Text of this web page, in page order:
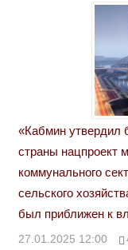
«Кабмин утвердил
страны нацпроект
коммунального
сельского
был приближен к
27.01.2025 12:00